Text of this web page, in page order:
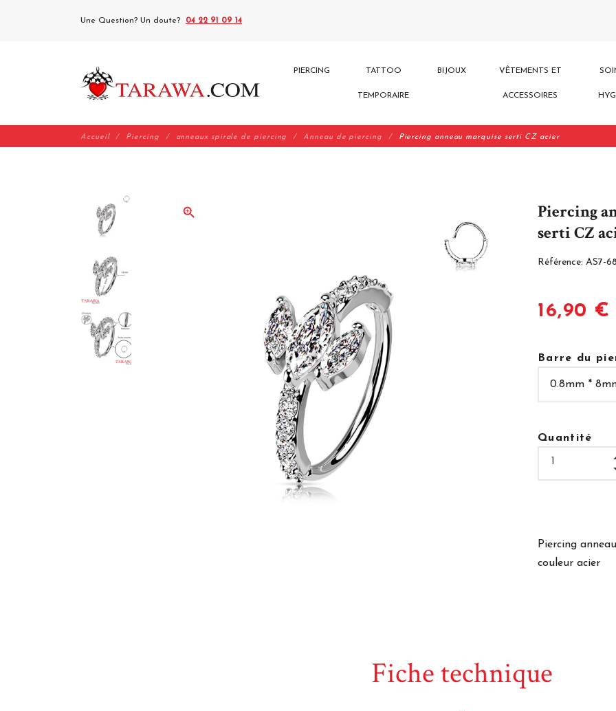
Une Question? Un doute? 04 22 91 09 14
PIERCING TATTOO
TEMPORAIRE
BIJOUX VÊTEMENTS ET
ACCESSOIRES
Accueil Piercing anneaux spirale de piercing Anneau de piercing Piercing anneau marquise serti CZ acier
zoom_in
Piercing
serti CZ
Référence: AS7-
16,90 €
Barre du
Quantité
Piercing
couleur acier
Fiche technique